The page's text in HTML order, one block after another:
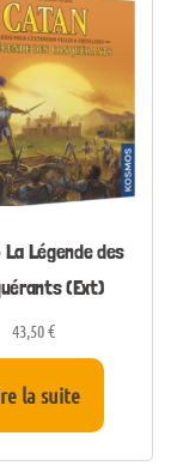
Légende des
(Ext)
43,50€
la suite